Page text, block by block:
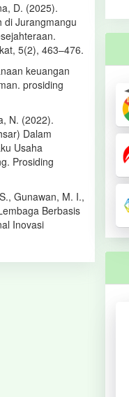
D. (2025).
di Jurangmangu
5(2), 463–476.
keuangan
prosiding
N. (2022).
Dalam
Usaha
Prosiding
Gunawan, M. I.,
Berbasis
Inovasi